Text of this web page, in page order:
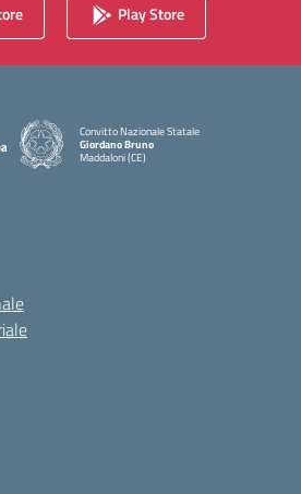
Play Store
Convitto Nazionale Statale
Giordano Bruno
Maddaloni (CE)